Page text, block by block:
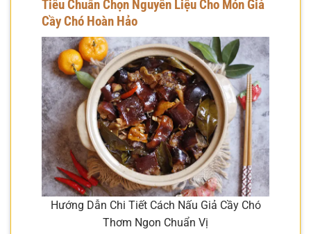
Tiêu Chuẩn Chọn Nguyên Liệu Cho Món Giả
Cầy Chó Hoàn Hảo
Hướng Dẫn Chi Tiết Cách Nấu Giả Cầy Chó
Thơm Ngon Chuẩn Vị